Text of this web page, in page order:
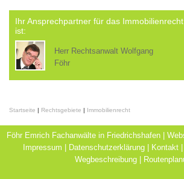
Ihr Ansprechpartner für das
ist:
Herr Rechtsanwalt Wolfgang
Föhr
Startseite | Rechtsgebiete | Immobilienrecht
Föhr Emrich Fachanwälte in Friedrichshafen |
Impressum | Datenschutzerklärung | Kontakt |
Wegbeschreibung |